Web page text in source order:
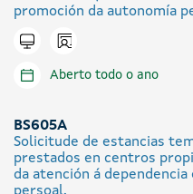
promoción da autonomía
Tramitar en liña
Icono presencial
Aberto todo o ano
BS605A
Solicitude de estancias
prestados en centros
da atención á